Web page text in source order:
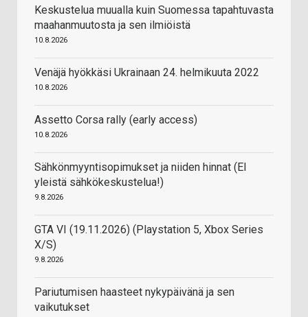
Keskustelua muualla kuin Suomessa tapahtuvasta
maahanmuutosta ja sen ilmiöistä
10.8.2026
Venäjä hyökkäsi Ukrainaan 24. helmikuuta 2022
10.8.2026
Assetto Corsa rally (early access)
10.8.2026
Sähkönmyyntisopimukset ja niiden hinnat (EI
yleistä sähkökeskustelua!)
9.8.2026
GTA VI (19.11.2026) (Playstation 5, Xbox Series
X/S)
9.8.2026
Pariutumisen haasteet nykypäivänä ja sen
vaikutukset